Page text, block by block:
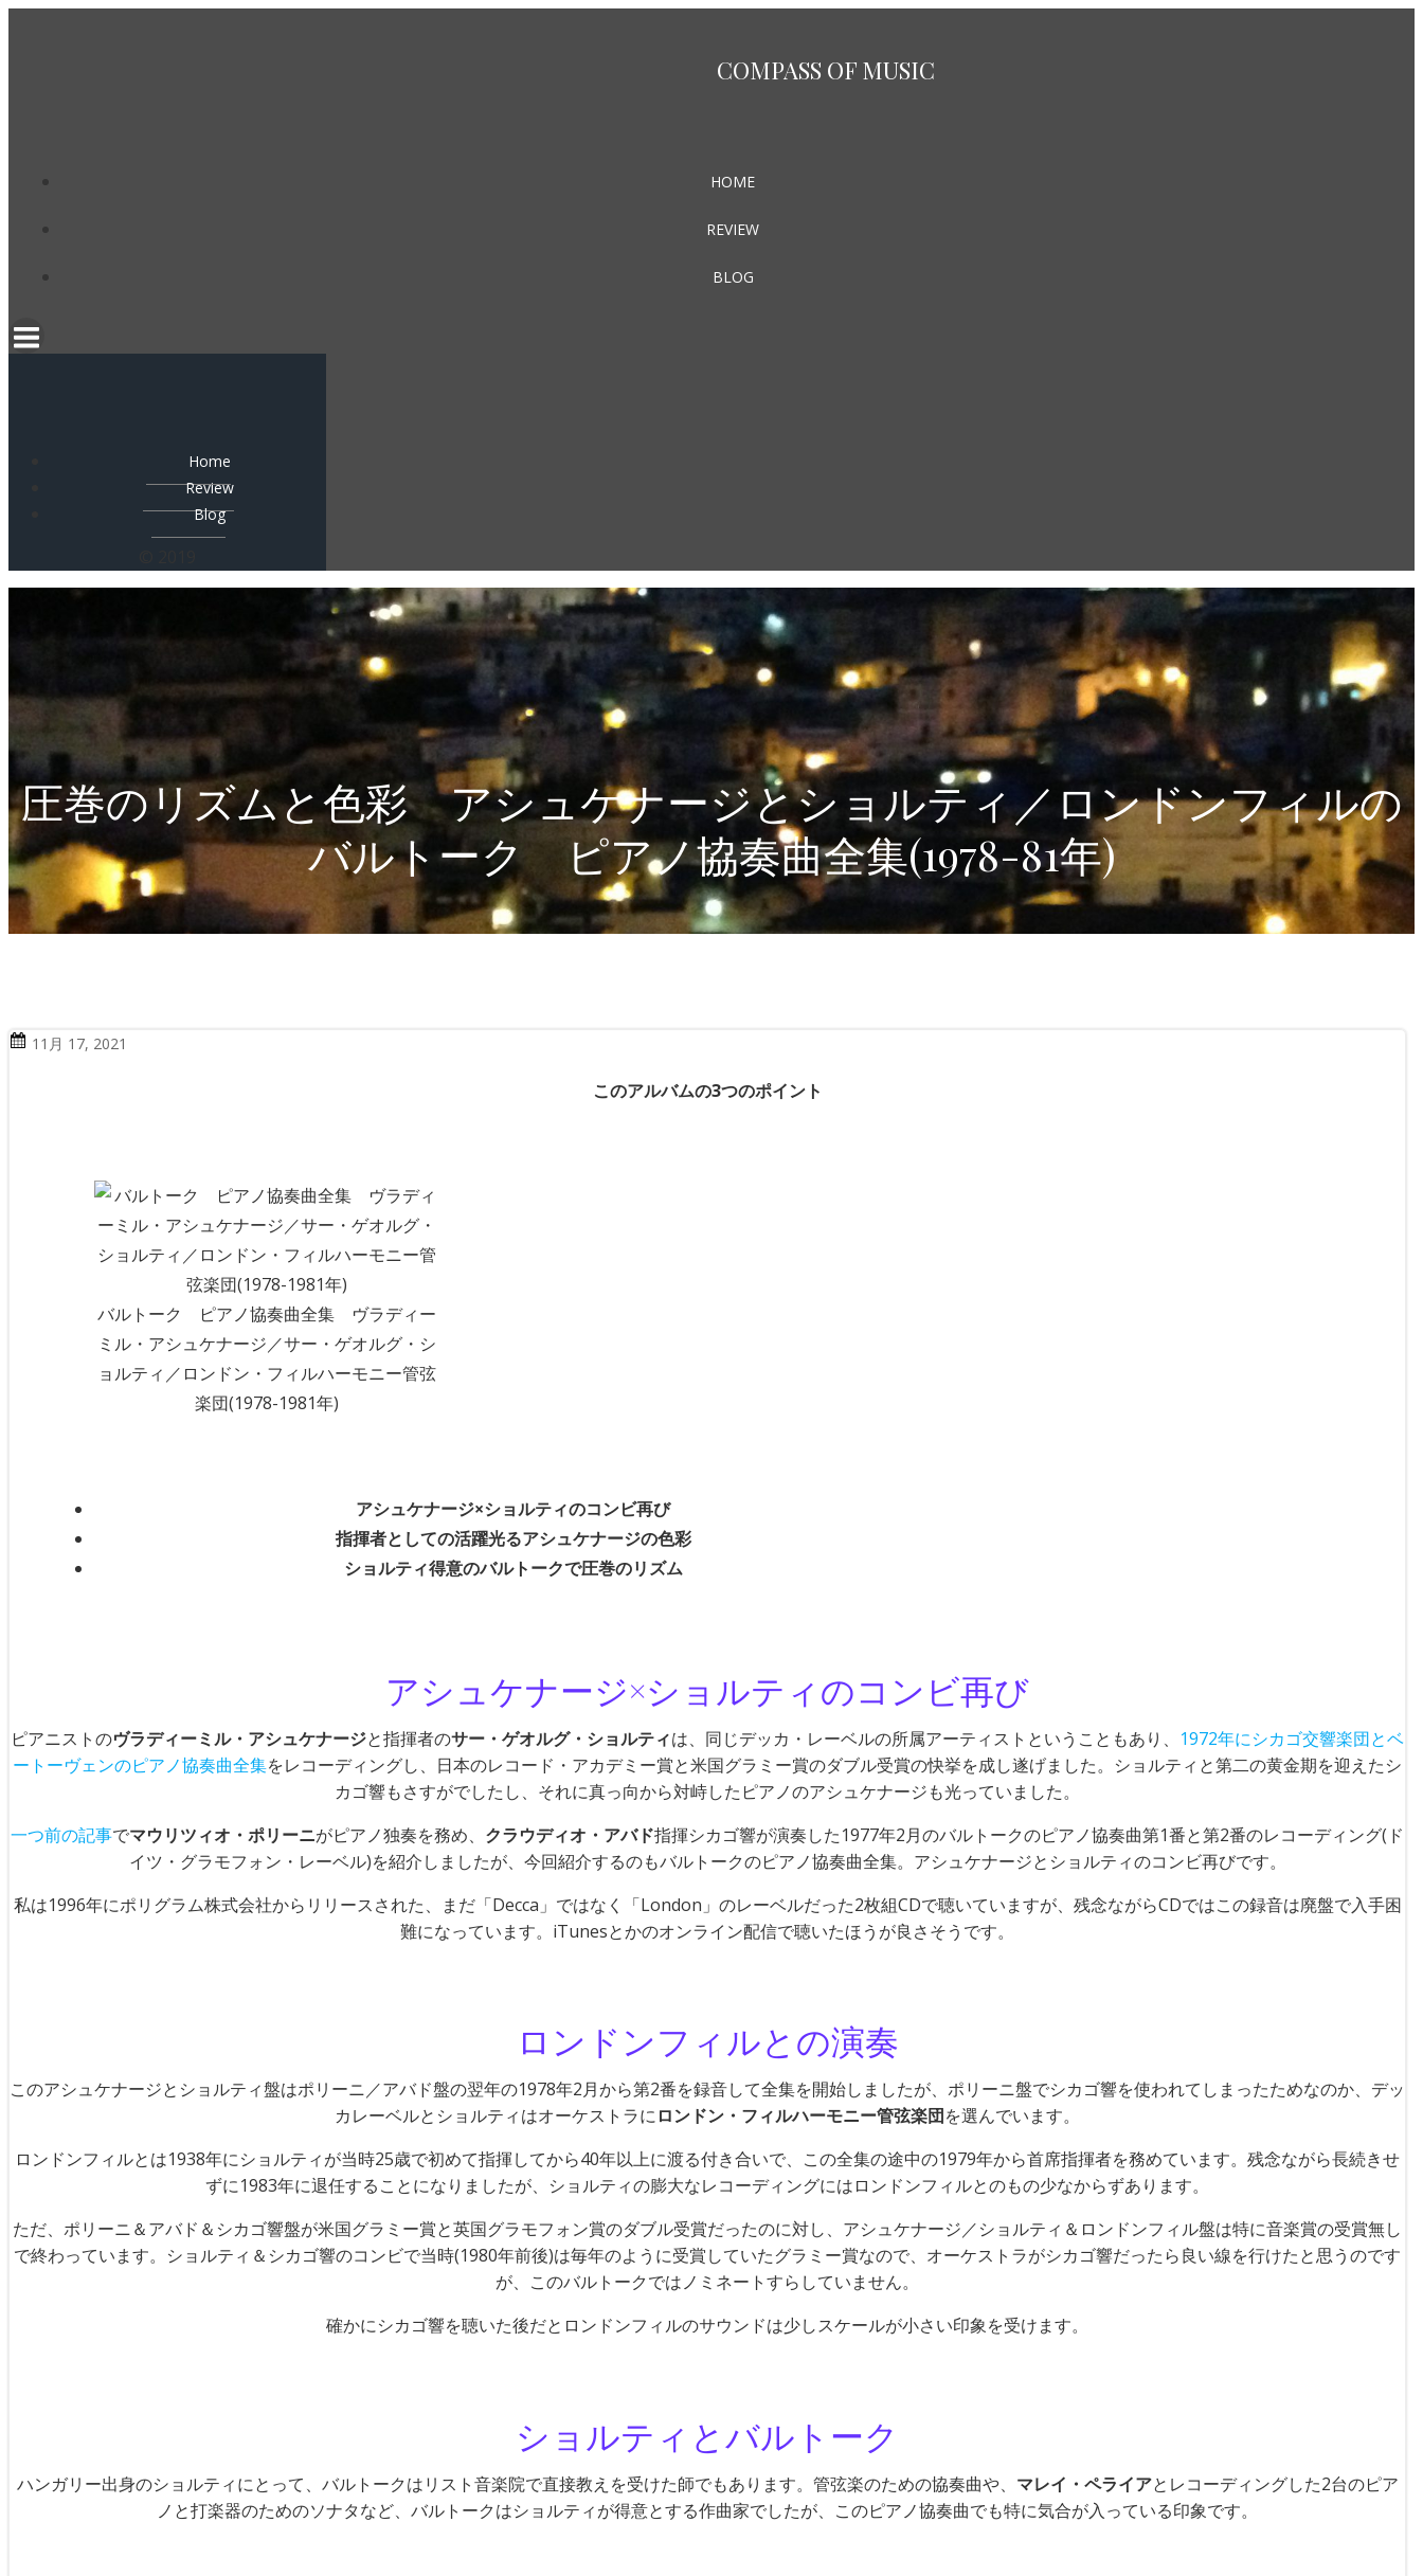
COMPASS OF MUSIC
HOME
REVIEW
BLOG
Home
Review
Blog
圧巻のリズムと色彩 アシュケナージとショルティ／ロンドンフィルの
バルトーク ピアノ協奏曲全集(1978-81年)
11月 17, 2021
このアルバムの3つのポイント
バルトーク ピアノ協奏曲全集 ヴラディー
ミル・アシュケナージ／サー・ゲオルグ・シ
ョルティ／ロンドン・フィルハーモニー管弦
楽団(1978-1981年)
アシュケナージ×ショルティのコンビ再び
指揮者としての活躍光るアシュケナージの色彩
ショルティ得意のバルトークで圧巻のリズム
アシュケナージ×ショルティのコンビ再び
ピアニストのヴラディーミル・アシュケナージと指揮者のサー・ゲオルグ・ショルティは、同じデッカ・レーベルの所属アーティストということもあり、 1972年にシカゴ交響楽団とベ
ートーヴェンのピアノ協奏曲全集をレコーディングし、日本のレコード・アカデミー賞と米国グラミー賞のダブル受賞の快挙を成し遂げました。ショルティと第二の黄金期を迎えたシ
カゴ響もさすがでしたし、それに真っ向から対峙したピアノのアシュケナージも光っていました。
一つ前の記事でマウリツィオ・ポリーニがピアノ独奏を務め、 クラウディオ・アバド指揮シカゴ響が演奏した1977年2月のバルトークのピアノ協奏曲第1番と第2番のレコーディング(ド
イツ・グラモフォン・レーベル)を紹介しましたが、今回紹介するのもバルトークのピアノ協奏曲全集。アシュケナージとショルティのコンビ再びです。
私は1996年にポリグラム株式会社からリリースされた、まだ「Decca」ではなく「London」のレーベルだった2枚組CDで聴いていますが、残念ながらCDではこの録音は廃盤で入手困
難になっています。iTunesとかのオンライン配信で聴いたほうが良さそうです。
ロンドンフィルとの演奏
このアシュケナージとショルティ盤はポリーニ／アバド盤の翌年の1978年2月から第2番を録音して全集を開始しましたが、ポリーニ盤でシカゴ響を使われてしまったためなのか、デッ
カレーベルとショルティはオーケストラにロンドン・フィルハーモニー管弦楽団を選んでいます。
ロンドンフィルとは1938年にショルティが当時25歳で初めて指揮してから40年以上に渡る付き合いで、この全集の途中の1979年から首席指揮者を務めています。残念ながら長続きせ
ずに1983年に退任することになりましたが、ショルティの膨大なレコーディングにはロンドンフィルとのもの少なからずあります。
ただ、ポリーニ＆アバド＆シカゴ響盤が米国グラミー賞と英国グラモフォン賞のダブル受賞だったのに対し、アシュケナージ／ショルティ＆ロンドンフィル盤は特に音楽賞の受賞無し
で終わっています。ショルティ＆シカゴ響のコンビで当時(1980年前後)は毎年のように受賞していたグラミー賞なので、オーケストラがシカゴ響だったら良い線を行けたと思うのです
が、このバルトークではノミネートすらしていません。
確かにシカゴ響を聴いた後だとロンドンフィルのサウンドは少しスケールが小さい印象を受けます。
ショルティとバルトーク
ハンガリー出身のショルティにとって、バルトークはリスト音楽院で直接教えを受けた師でもあります。管弦楽のための協奏曲や、 マレイ・ペライアとレコーディングした2台のピア
ノと打楽器のためのソナタなど、バルトークはショルティが得意とする作曲家でしたが、このピアノ協奏曲でも特に気合が入っている印象です。